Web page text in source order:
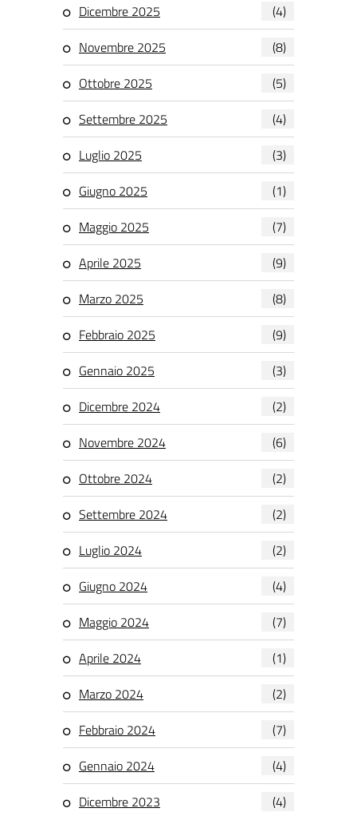
Dicembre 2025
(4)
Novembre 2025
(8)
Ottobre 2025
(5)
Settembre 2025
(4)
Luglio 2025
(3)
Giugno 2025
(1)
Maggio 2025
(7)
Aprile 2025
(9)
Marzo 2025
(8)
Febbraio 2025
(9)
Gennaio 2025
(3)
Dicembre 2024
(2)
Novembre 2024
(6)
Ottobre 2024
(2)
Settembre 2024
(2)
Luglio 2024
(2)
Giugno 2024
(4)
Maggio 2024
(7)
Aprile 2024
(1)
Marzo 2024
(2)
Febbraio 2024
(7)
Gennaio 2024
(4)
Dicembre 2023
(4)